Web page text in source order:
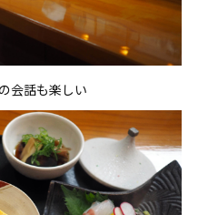
会話も楽しい